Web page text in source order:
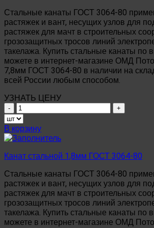
Стальные канаты ГОСТ 3064-80
растяжек и вант, несущих узлов для
растяжек для мачт в строительных
грозозащитных тросов линий
такелажа. Купить стальные канаты по
можете в интернет-магазине ОМД
7,8мм ГОСТ 3064-80 в наличии на
всей России любым способом.
УЗНАТЬ ЦЕНУ
Количество
товара
Канат
стальной
ГОСТ
80
В корзину
Канат стальной 1,8мм ГОСТ 3064-80
Стальные канаты ГОСТ 3064-80
растяжек и вант, несущих узлов для
растяжек для мачт в строительных
грозозащитных тросов линий
такелажа. Купить стальные канаты по
можете в интернет-магазине ОМД